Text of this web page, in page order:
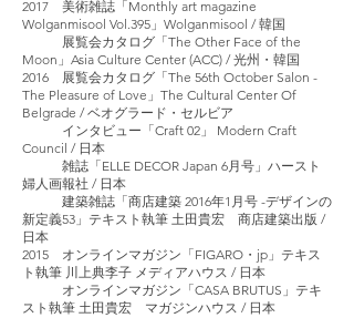
2017 美術雑誌「Monthly art magazine
Wolganmisool Vol.395」Wolganmisool / 韓国
展覧会カタログ「The Other Face of the
Moon」Asia Culture Center (ACC) / 光州・韓国
2016 展覧会カタログ「The 56th October Salon -
The Pleasure of Love」The Cultural Center Of
Belgrade / ベオグラード・セルビア
インタビュー「Craft 02」 Modern Craft
Council / 日本
雑誌「ELLE DECOR Japan 6月号」ハースト
婦人画報社 / 日本
建築雑誌「商店建築 2016年1月号 -デザインの
新定義53」テキスト執筆 土田貴宏 商店建築出版 /
日本
2015 オンラインマガジン「FIGARO・jp」テキス
ト執筆 川上典李子 メディアハウス / 日本
オンラインマガジン「CASA BRUTUS」テキ
スト執筆 土田貴宏 マガジンハウス / 日本